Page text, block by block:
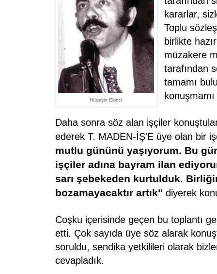
Hüseyin Ekinci
kararlar,
Toplu
birlikte
müzakere
tarafından
tamamı
Daha sonra söz alan işçiler
ederek T. MADEN-İŞ'E üye olan bir
mutlu gününü yaşıyorum. Bu
işçiler adına bayram ilan
sarı şebekeden kurtulduk.
bozamayacaktır artık" diyerek
Coşku içerisinde geçen bu toplantı
etti. Çok sayıda üye söz alarak
soruldu, sendika yetkilileri olarak
cevapladık.